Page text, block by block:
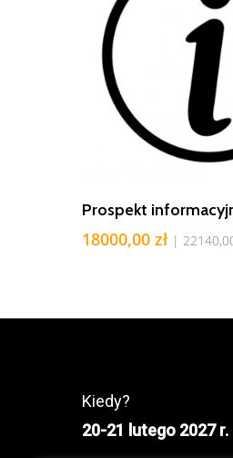
Dodaj Do
Prospekt
18000,00 zł |
Kiedy?
20-21 lutego 2027 r.